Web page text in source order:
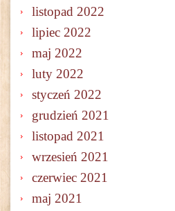
listopad 2022
lipiec 2022
maj 2022
luty 2022
styczeń 2022
grudzień 2021
listopad 2021
wrzesień 2021
czerwiec 2021
maj 2021